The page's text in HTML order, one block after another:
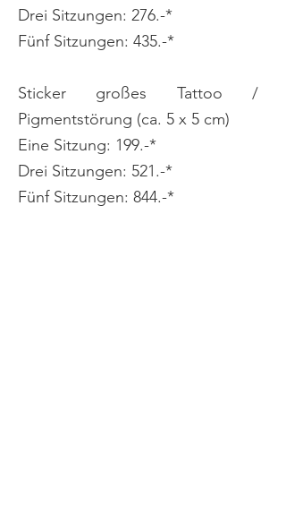
Drei Sitzungen: 276.-*
Fünf Sitzungen: 435.-*
Sticker großes Tattoo /
Pigmentstörung (ca. 5 x 5 cm)
Eine Sitzung: 199.-*
Drei Sitzungen: 521.-*
Fünf Sitzungen: 844.-*